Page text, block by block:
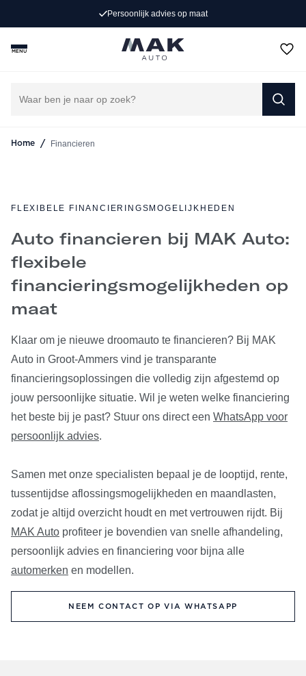
4.8
MENU
Home / Financieren
passende lease- of financieringsoplossing voor zowel
particulieren als ondernemers. Persoonlijk advies
inbegrepen.
CONTACT VIA WHATSAPP
FLEXIBELE FINANCIERINGSMOGELIJKHEDEN
Auto financieren bij MAK Auto:
flexibele
financieringsmogelijkheden op
maat
Klaar om je nieuwe droomauto te financieren? Bij MAK
Auto in Groot-Ammers vind je transparante
financieringsoplossingen die volledig zijn afgestemd op
jouw persoonlijke situatie. Wil je weten welke financiering
het beste bij je past? Stuur ons direct een WhatsApp voor
persoonlijk advies.
Samen met onze specialisten bepaal je de looptijd, rente,
tussentijdse aflossingsmogelijkheden en maandlasten,
zodat je altijd overzicht houdt en met vertrouwen rijdt. Bij
MAK Auto profiteer je bovendien van snelle afhandeling,
persoonlijk advies en financiering voor bijna alle
automerken en modellen.
NEEM CONTACT OP VIA WHATSAPP